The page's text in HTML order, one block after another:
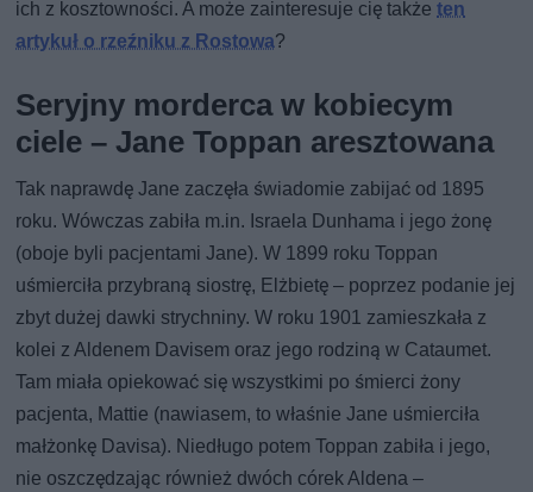
ich z kosztowności. A może zainteresuje cię takżeten
artykuł o rzeźniku z Rostowa?
Seryjny morderca w kobiecym
ciele – Jane Toppan aresztowana
Tak naprawdę Jane zaczęła świadomie zabijać od 1895
roku. Wówczas zabiła m.in. Israela Dunhama i jego żonę
(oboje byli pacjentami Jane). W 1899 roku Toppan
uśmierciła przybraną siostrę, Elżbietę – poprzez podanie jej
zbyt dużej dawki strychniny. W roku 1901 zamieszkała z
kolei z Aldenem Davisem oraz jego rodziną w Cataumet.
Tam miała opiekować się wszystkimi po śmierci żony
pacjenta, Mattie (nawiasem, to właśnie Jane uśmierciła
małżonkę Davisa). Niedługo potem Toppan zabiła i jego,
nie oszczędzając również dwóch córek Aldena –